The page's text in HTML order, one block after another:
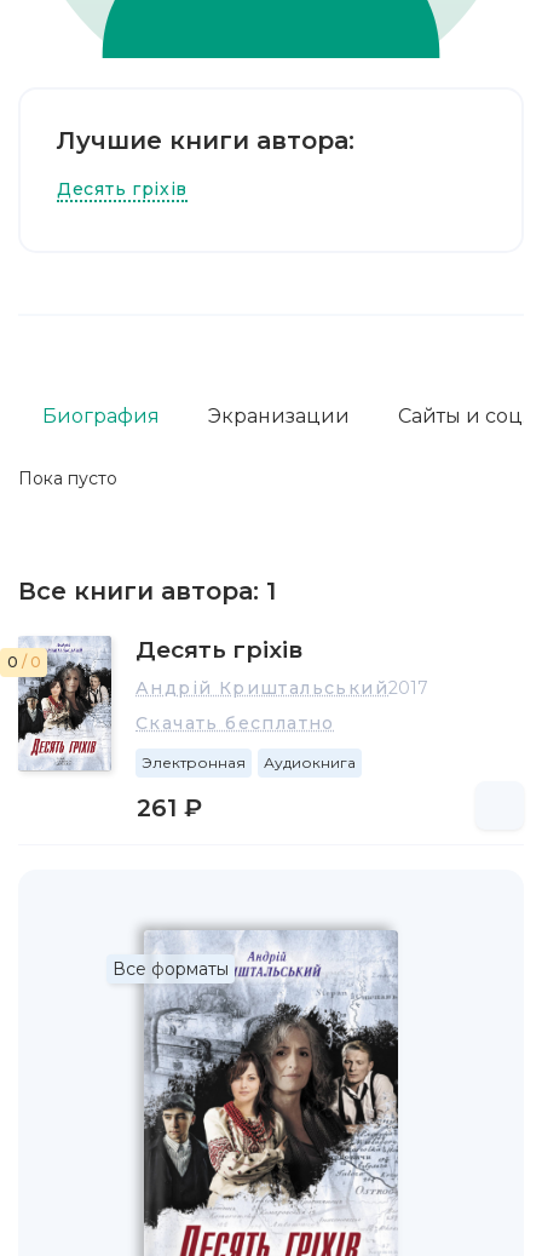
Лучшие книги автора:
Десять гріхів
Пока пусто
Биография Экранизации Сайты и соц.
Все книги автора: 1
0 / 0 Десять гріхів
Андрій Криштальський2017
Скачать бесплатно
Электронная Аудиокнига
261 ₽
Все форматы